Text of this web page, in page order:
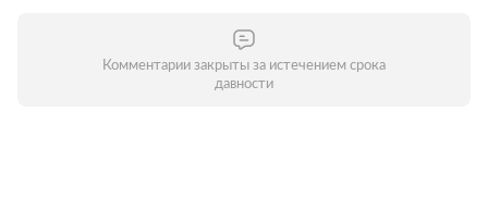
Комментарии закрыты за истечением срока
давности